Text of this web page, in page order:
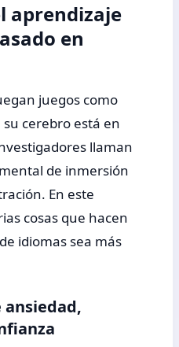
aprendizaje
en
juegos como
cerebro está en
llaman
de inmersión
En este
cosas que hacen
idiomas sea más
ansiedad,